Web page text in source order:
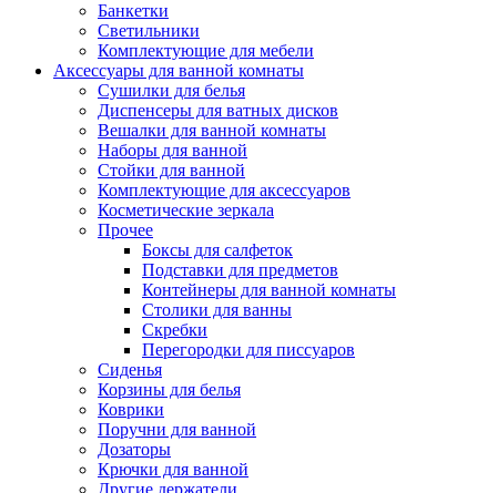
Банкетки
Светильники
Комплектующие для мебели
Аксессуары для ванной комнаты
Сушилки для белья
Диспенсеры для ватных дисков
Вешалки для ванной комнаты
Наборы для ванной
Стойки для ванной
Комплектующие для аксессуаров
Косметические зеркала
Прочее
Боксы для салфеток
Подставки для предметов
Контейнеры для ванной комнаты
Столики для ванны
Скребки
Перегородки для писсуаров
Сиденья
Корзины для белья
Коврики
Поручни для ванной
Дозаторы
Крючки для ванной
Другие держатели